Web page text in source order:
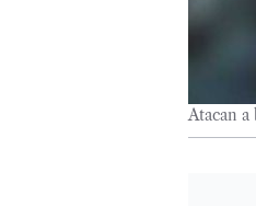
Atacan a